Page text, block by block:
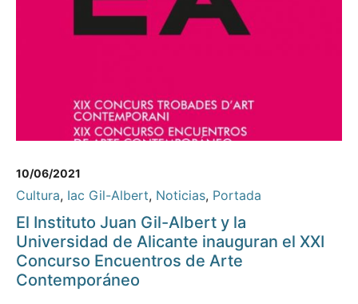
10/06/2021
Cultura, Iac Gil-Albert, Noticias, Portada
El Instituto Juan Gil-Albert y la
Universidad de Alicante inauguran el XXI
Concurso Encuentros de Arte
Contemporáneo